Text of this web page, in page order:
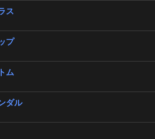
ス
プ
ム
ダル